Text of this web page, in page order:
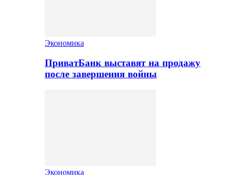
Экономика
ПриватБанк выставят на продажу
после завершения войны
Экономика